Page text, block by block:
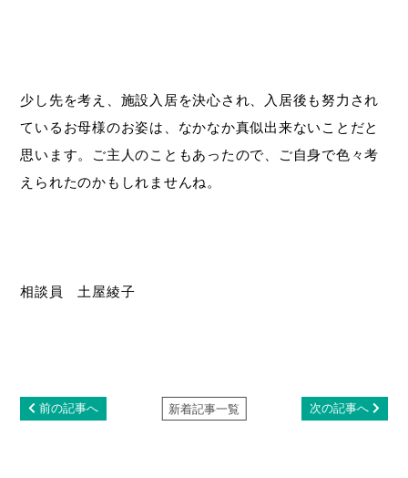
少し先を考え、施設入居を決心され、入居後も努力され
ているお母様のお姿は、なかなか真似出来ないことだと
思います。ご主人のこともあったので、ご自身で色々考
えられたのかもしれませんね。
相談員 土屋綾子
前の記事へ 次の記事へ
新着記事一覧